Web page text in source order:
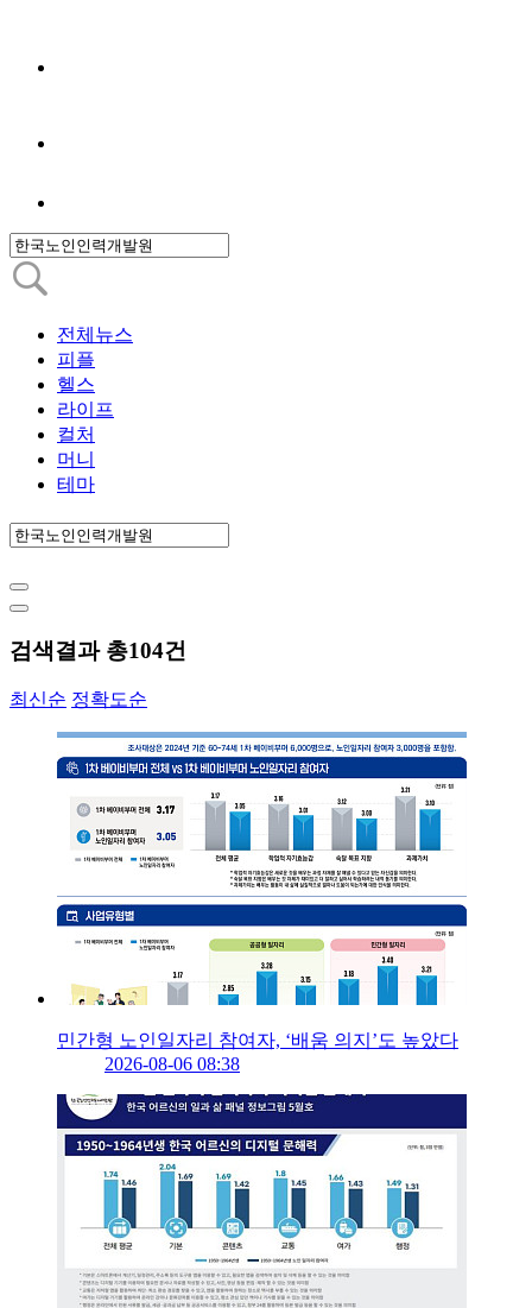
전체뉴스
피플
헬스
라이프
컬처
머니
테마
검색결과 총104건
최신순 정확도순
민간형 노인일자리 참여자, ‘배움 의지’도 높았다
2026-08-06 08:38